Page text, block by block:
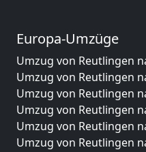
Europa-Umzüge
Umzug von Reutlingen
Umzug von Reutlingen
Umzug von Reutlingen
Umzug von Reutlingen
Umzug von Reutlingen
Umzug von Reutlingen